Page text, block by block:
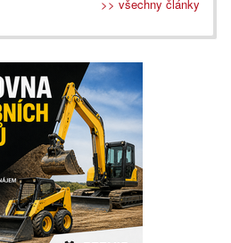
>> všechny články